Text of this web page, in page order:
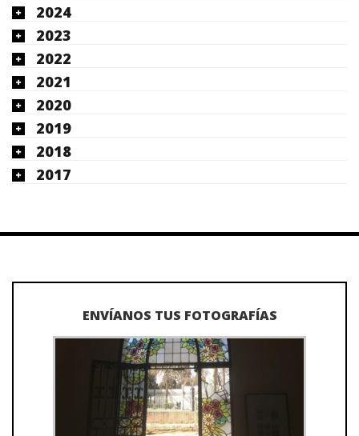
2024
2023
2022
2021
2020
2019
2018
2017
ENVÍANOS TUS FOTOGRAFÍAS